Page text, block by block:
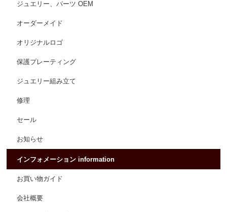
ジュエリー、パーツ OEM
オーダーメイド
オリジナルロゴ
保護プレーティング
ジュエリー組み立て
修理
セール
お知らせ
インフォメーション information
お買い物ガイド
会社概要